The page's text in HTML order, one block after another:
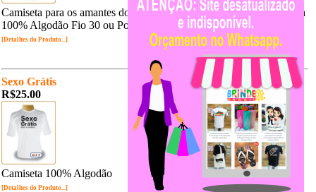
Camiseta para os amantes do Poker . Full Tilt e Poker Star. Camiseta
100% Algodão Fio 30 ou Poliviscose.
[Detalhes do Produto...]
Sexo Grátis
R$25.00
Camiseta 100% Algodão
[Detalhes do Produto...]